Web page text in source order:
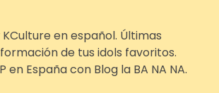
KCulture en español. Últimas
de tus idols favoritos.
en España con Blog la BA NA NA.